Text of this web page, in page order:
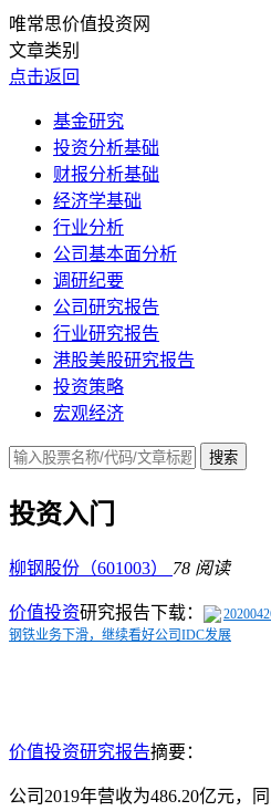
唯常思价值投资网
文章类别
点击返回
基金研究
投资分析基础
财报分析基础
经济学基础
行业分析
公司基本面分析
调研纪要
公司研究报告
行业研究报告
港股美股研究报告
投资策略
宏观经济
投资入门
柳钢股份（601003） 78 阅读
价值投资研究报告下载：
钢铁业务下滑，继续看好公司IDC发展
价值投资研究报告摘要：
公司2019年营收为486.20亿元，